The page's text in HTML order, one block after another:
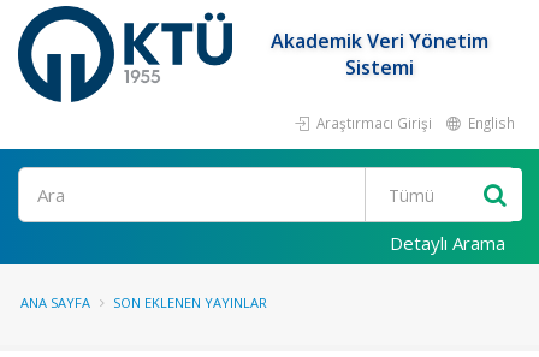
Akademik Veri Yönetim
Sistemi
Araştırmacı Girişi English
Ara
Detaylı Arama
ANA SAYFA SON EKLENEN YAYINLAR